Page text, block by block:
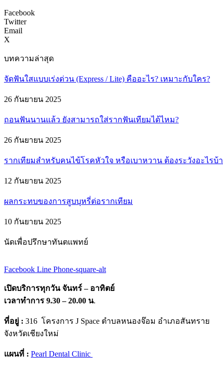
Facebook
Twitter
Email
X
บทความล่าสุด
จัดฟันใสแบบเร่งด่วน (Express / Lite) คืออะไร? เหมาะกับใคร?
26 กันยายน 2025
ถอนฟันนานแล้ว ยังสามารถใส่รากฟันเทียมได้ไหม?
26 กันยายน 2025
รากเทียมสำหรับคนไข้โรคหัวใจ หรือเบาหวาน ต้องระวังอะไรบ้
12 กันยายน 2025
ผลกระทบของการสูบบุหรี่ต่อรากเทียม
10 กันยายน 2025
นัดเพื่อปรึกษาทันตแพทย์
Facebook Line Phone-square-alt
เปิดบริการทุกวัน จันทร์ – อาทิตย์
เวลาทำการ 9.30 – 20.00 น.
ที่อยู่ : 316 โครงการ J Space ตำบลหนองจ๊อม อำเภอสันทราย
จังหวัดเชียงใหม่
แผนที่ : Pearl Dental Clinic